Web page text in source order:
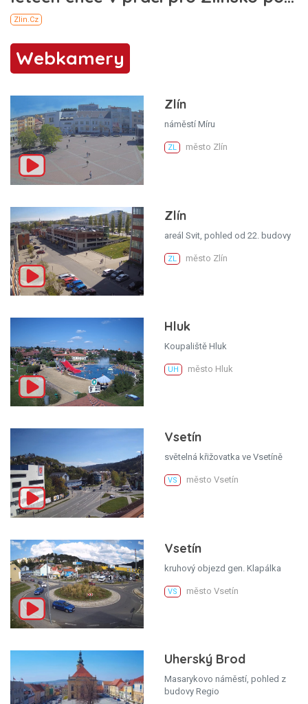
Webkamery
Zlín
náměstí Míru
ZL město Zlín
Zlín
areál Svit, pohled od 22. budovy
ZL město Zlín
Hluk
Koupaliště Hluk
UH město Hluk
Vsetín
světelná křižovatka ve Vsetíně
VS město Vsetín
Vsetín
kruhový objezd gen. Klapálka
VS město Vsetín
Uherský Brod
Masarykovo náměstí, pohled z
budovy Regio